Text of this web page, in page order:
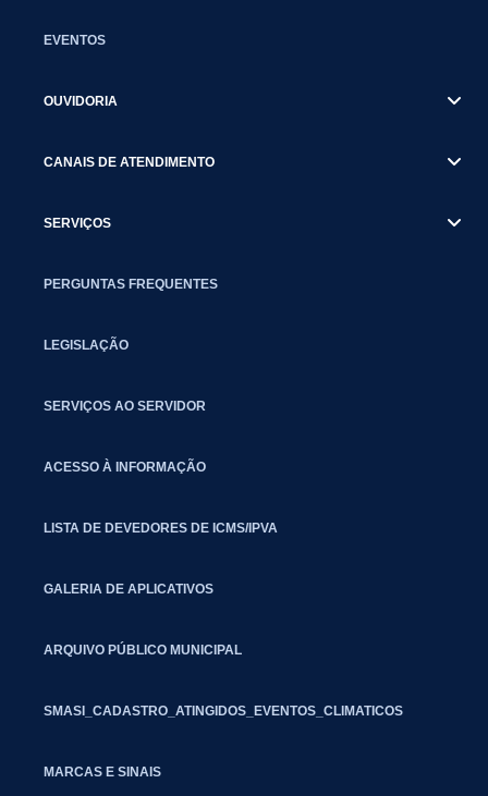
EVENTOS
OUVIDORIA
CANAIS DE ATENDIMENTO
SERVIÇOS
PERGUNTAS FREQUENTES
LEGISLAÇÃO
SERVIÇOS AO SERVIDOR
ACESSO À INFORMAÇÃO
LISTA DE DEVEDORES DE ICMS/IPVA
GALERIA DE APLICATIVOS
ARQUIVO PÚBLICO MUNICIPAL
SMASI_CADASTRO_ATINGIDOS_EVENTOS_CLIMATICOS
MARCAS E SINAIS